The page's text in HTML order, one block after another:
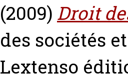
(2009) Droit
des sociétés
Lextenso